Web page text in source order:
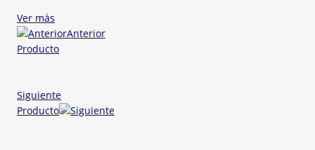
Ver más
Anterior
Producto
Siguiente
Producto